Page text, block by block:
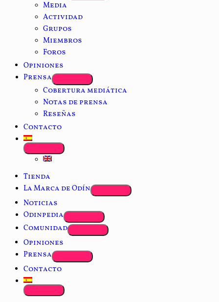
Media
Actividad
Grupos
Miembros
Foros
Opiniones
Prensa
Cobertura mediática
Notas de prensa
Reseñas
Contacto
Tienda
La Marca de Odín
Noticias
Odinpedia
Comunidad
Opiniones
Prensa
Contacto